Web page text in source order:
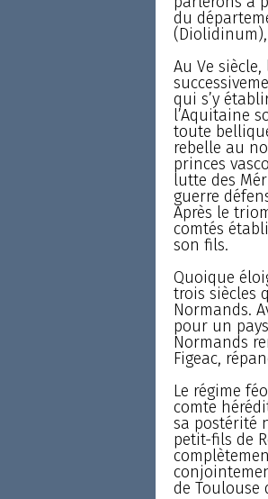
du
Au Ve
qui s’y
l’Aquitaine
toute
rebelle au
princes
lutte des
guerre
Après le
comtés
son fils.
Quoique
trois siècles
Normands.
pour un
Normands
Figeac,
Le régime
comte
sa postérité
petit-fils de
de Toulouse